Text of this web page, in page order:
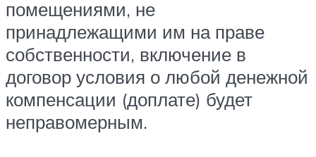
помещениями, не
принадлежащими им на праве
собственности, включение в
договор условия о любой денежной
компенсации (доплате) будет
неправомерным.